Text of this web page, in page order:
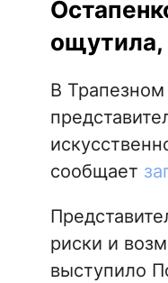
ощутила,
В
сообщает
риски и
выступило